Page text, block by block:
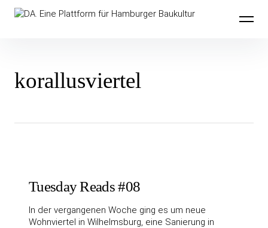
Inhalte
überspringenDA. Eine Plattform für Hamburger
korallusviertel
Tuesday Reads #08
In der vergangenen Woche ging es um neue
Wohnviertel in Wilhelmsburg, eine Sanierung in